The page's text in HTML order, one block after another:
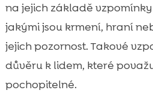
na jejich základě
jakými jsou krmení, hraní
jejich pozornost. Takové
důvěru k lidem, které
pochopitelné.